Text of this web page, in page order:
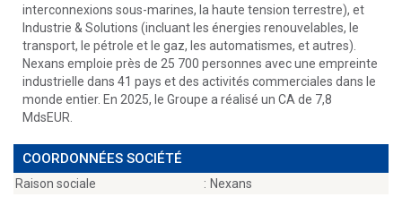
interconnexions sous-marines, la haute tension terrestre), et
Industrie & Solutions (incluant les énergies renouvelables, le
transport, le pétrole et le gaz, les automatismes, et autres).
Nexans emploie près de 25 700 personnes avec une empreinte
industrielle dans 41 pays et des activités commerciales dans le
monde entier. En 2025, le Groupe a réalisé un CA de 7,8
MdsEUR.
COORDONNÉES SOCIÉTÉ
Raison sociale : Nexans